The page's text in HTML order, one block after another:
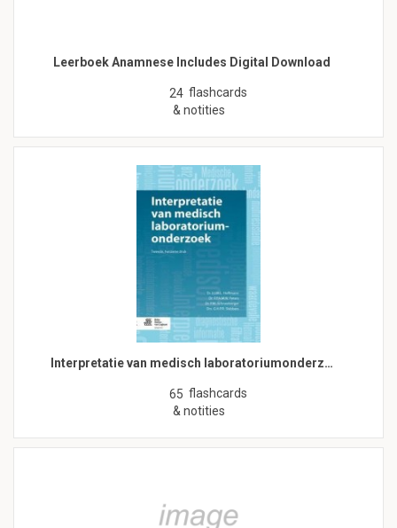
Leerboek Anamnese Includes Digital Download
24 flashcards
& notities
Interpretatie van medisch laboratoriumonderz…
65 flashcards
& notities